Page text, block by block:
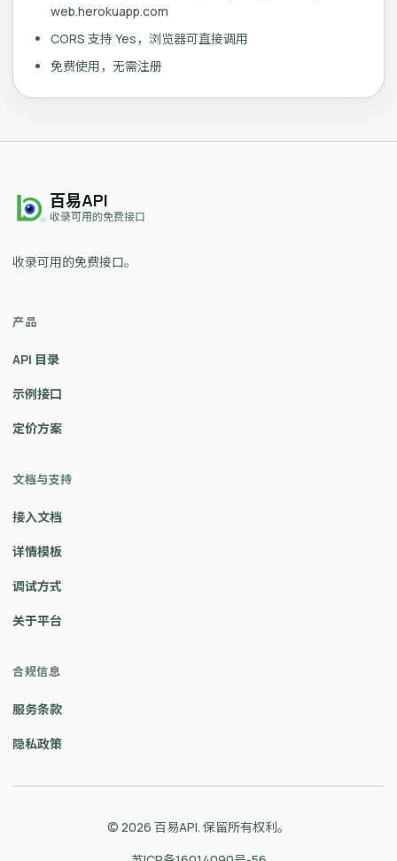
web.herokuapp.com
CORS 支持 Yes，浏览器可直接调用
免费使用，无需注册
百易API
收录可用的免费接口
收录可用的免费接口。
产品
API 目录
示例接口
定价方案
文档与支持
接入文档
详情模板
调试方式
关于平台
合规信息
服务条款
隐私政策
© 2026 百易API. 保留所有权利。